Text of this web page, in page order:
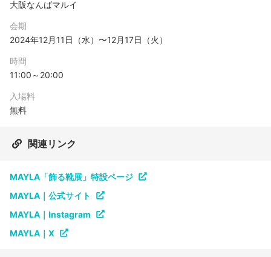
大阪なんばマルイ
会期
2024年12月11日（水）〜12月17日（火）
時間
11:00～20:00
入場料
無料
関連リンク
MAYLA「飾る靴展」特設ページ
MAYLA｜公式サイト
MAYLA｜Instagram
MAYLA｜X